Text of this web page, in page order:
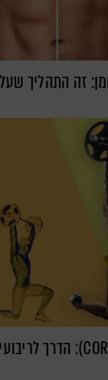
זה התהליך